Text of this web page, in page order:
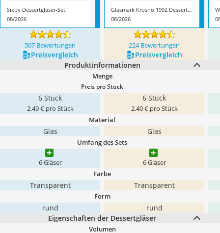
Sixby Dessertgläser-Set
08/2026
Glasmark Krosno 1992 Dessertgläser
08/2026
507 Bewertungen 224 Bewertungen
Preis­vergleich
Preis­vergleich
Produktinformationen
Menge
Preis pro Stück
6 Stück
2,49 € pro Stück
6 Stück
2,40 € pro Stück
Material
Glas Glas
Umfang des Sets
6 Gläser 6 Gläser
Farbe
Transparent Transparent
Form
rund
rund
Eigenschaften der Dessertgläser
Volumen